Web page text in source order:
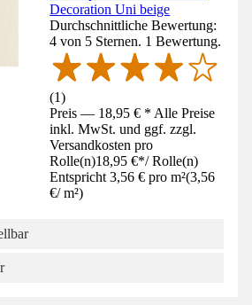
Decoration Uni beige
Durchschnittliche Bewertung:
4 von 5 Sternen. 1 Bewertung.
(1)
Preis — 18,95 € * Alle Preise
inkl. MwSt. und ggf. zzgl.
Versandkosten pro
Rolle(n)18,95 €*/ Rolle(n)
Entspricht 3,56 € pro m²(3,56
€/ m²)